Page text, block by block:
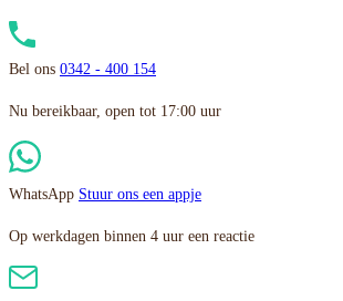
Bel ons 0342 - 400 154
Nu bereikbaar, open tot 17:00 uur
WhatsApp Stuur ons een appje
Op werkdagen binnen 4 uur een reactie